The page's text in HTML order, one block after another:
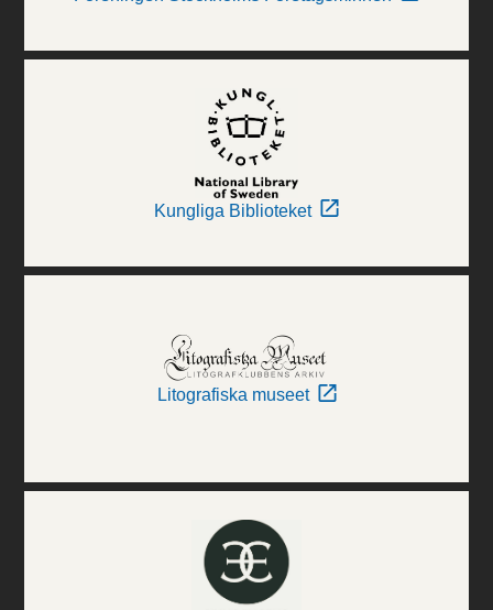
Kungliga Biblioteket
Litografiska museet